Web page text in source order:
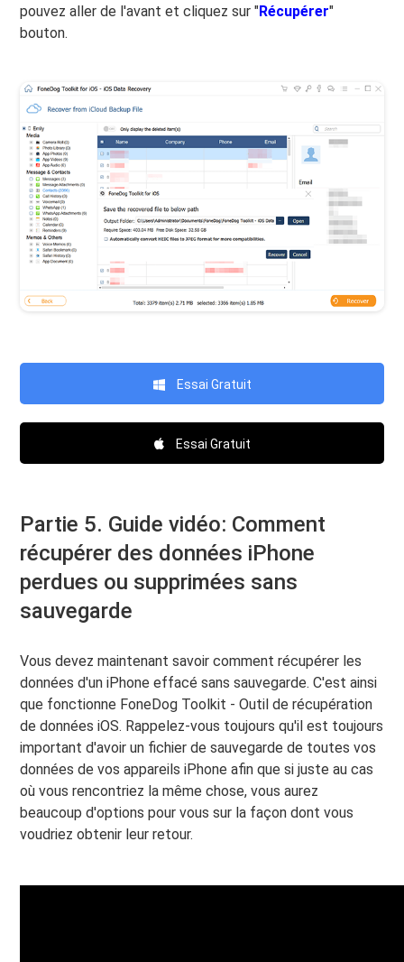
pouvez aller de l'avant et cliquez sur "Récupérer"
bouton.
Essai Gratuit
Essai Gratuit
Partie 5. Guide vidéo: Comment
récupérer des données iPhone
perdues ou supprimées sans
sauvegarde
Vous devez maintenant savoir comment récupérer les
données d'un iPhone effacé sans sauvegarde. C'est ainsi
que fonctionne FoneDog Toolkit - Outil de récupération
de données iOS. Rappelez-vous toujours qu'il est toujours
important d'avoir un fichier de sauvegarde de toutes vos
données de vos appareils iPhone afin que si juste au cas
où vous rencontriez la même chose, vous aurez
beaucoup d'options pour vous sur la façon dont vous
voudriez obtenir leur retour.